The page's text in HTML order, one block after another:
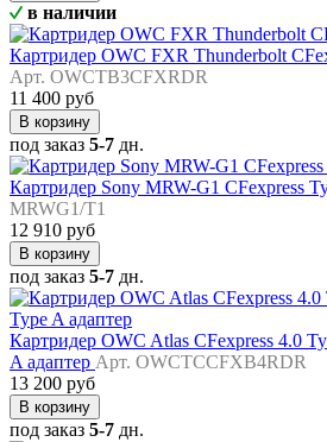
в наличии
Картридер OWC FXR Thunderbolt
Арт. OWCTB3CFXRDR
11 400 руб
В корзину
под заказ 5-7 дн.
Картридер Sony MRW-G1 CFexpress
MRWG1/T1
12 910 руб
В корзину
под заказ 5-7 дн.
Картридер OWC Atlas CFexpress 4.0
A адаптер Арт. OWCTCCFXB4RDR
13 200 руб
В корзину
под заказ 5-7 дн.